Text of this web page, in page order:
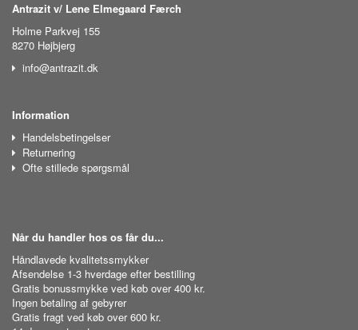
Antrazit v/ Lene Elmegaard Færch
Holme Parkvej 155
8270 Højbjerg
info@antrazit.dk
Information
Handelsbetingelser
Returnering
Ofte stillede spørgsmål
Når du handler hos os får du...
Håndlavede kvalitetssmykker
Afsendelse 1-3 hverdage efter bestilling
Gratis bonussmykke ved køb over 400 kr.
Ingen betaling af gebyrer
Gratis fragt ved køb over 600 kr.